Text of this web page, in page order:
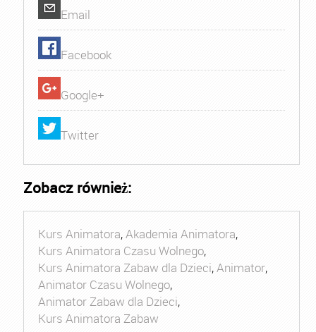
Email
Facebook
Google+
Twitter
Zobacz również:
Kurs Animatora,Akademia Animatora,
Kurs Animatora Czasu Wolnego,
Kurs Animatora Zabaw dla Dzieci,Animator,
Animator Czasu Wolnego,
Animator Zabaw dla Dzieci,
Kurs Animatora Zabaw